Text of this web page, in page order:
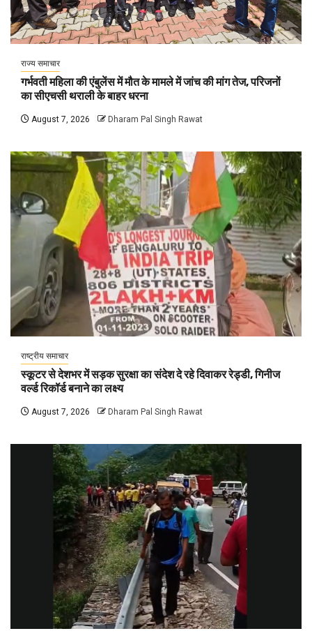
राज्य समाचार
गर्भवती महिला की एंबुलेंस में मौत के मामले में जांच की मांग तेज, परिजनों
का सीएचसी थराली के बाहर धरना
August 7, 2026 Dharam Pal Singh Rawat
राष्ट्रीय समाचार
स्कूटर से देशभर में सड़क सुरक्षा का संदेश दे रहे दिवाकर रेड्डी, गिनीज
वर्ल्ड रिकॉर्ड बनाने का लक्ष्य
August 7, 2026 Dharam Pal Singh Rawat